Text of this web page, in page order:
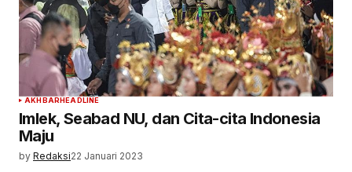
AKHBARHEADLINE
Imlek, Seabad NU, dan Cita-cita Indonesia
Maju
by Redaksi22 Januari 2023